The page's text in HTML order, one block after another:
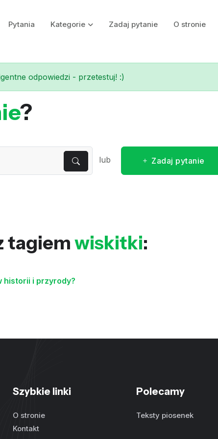
Pytania Kategorie Zadaj pytanie O stronie
odpowiedzi - przetestuj! :)
?
lub Zadaj pytanie
tagiemwiskitki:
historii i przyrody?
Szybkie linki
O stronie
Kontakt
Polecamy
Teksty piosenek